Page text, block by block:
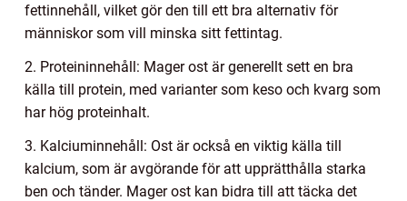
fettinnehåll, vilket gör den till ett bra alternativ för
människor som vill minska sitt fettintag.
2. Proteininnehåll: Mager ost är generellt sett en bra
källa till protein, med varianter som keso och kvarg som
har hög proteinhalt.
3. Kalciuminnehåll: Ost är också en viktig källa till
kalcium, som är avgörande för att upprätthålla starka
ben och tänder. Mager ost kan bidra till att täcka det